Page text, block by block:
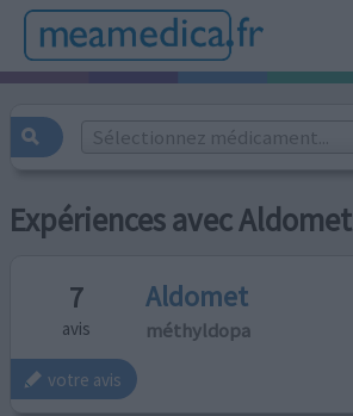
Sélectionnez médicament...
Expériences avec Aldomet
7
avis
Aldomet
méthyldopa
votre avis